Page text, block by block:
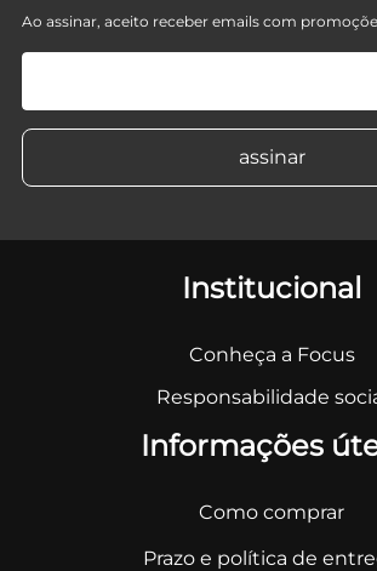
Ao assinar, aceito receber emails com
Institucional
Conheça a Focus
Responsabilidade
Informações
Como comprar
Prazo e política de